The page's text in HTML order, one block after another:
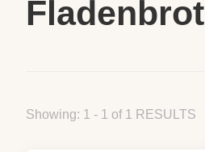
Fladenbrot
Showing: 1 - 1 of 1 RESULTS